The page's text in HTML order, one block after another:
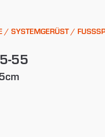
/ SYSTEMGERÜST/
55